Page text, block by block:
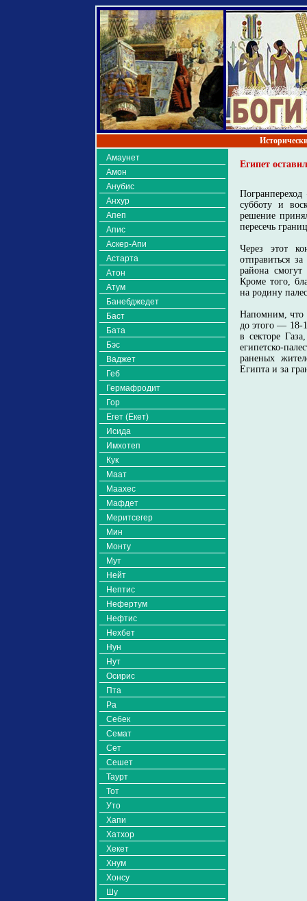
Амаунет
Амон
Анубис
Анхур
Апеп
Апис
Аскер-Апи
Астарта
Атон
Атум
Банебджедет
Баст
Бата
Бэс
Ваджет
Геб
Гермафродит
Гор
Егет (Екет)
Исида
Имхотеп
Кук
Маат
Маахес
Мафдет
Меритсегер
Мин
Монту
Мут
Нейт
Нептис
Нефертум
Нефтис
Нехбет
Нун
Нут
Осирис
Пта
Ра
Себек
Семат
Сет
Сешет
Таурт
Тот
Уто
Хапи
Хатхор
Хекет
Хнум
Хонсу
Шу
Египет
субботу и
решение
пересечь
Через этот
отправиться
района смогут
Кроме того,
на родину
Напомним, что
до этого — 18-
в секторе
египетско-
раненых
Египта и за